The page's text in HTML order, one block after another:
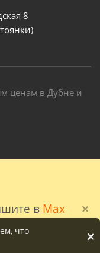
в Max
8
ценам в Дубне и
что